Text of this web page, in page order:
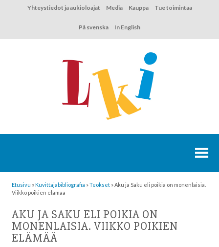
Yhteystiedot ja aukioloajat Media Kauppa Tue toimintaa
På svenska In English
Etusivu »Kuvittaja­bibliografia »Teokset » Aku ja Saku eli poikia on monenlaisia.
Viikko poikien elämää
AKU JA SAKU ELI POIKIA ON
MONENLAISIA. VIIKKO POIKIEN
ELÄMÄÄ